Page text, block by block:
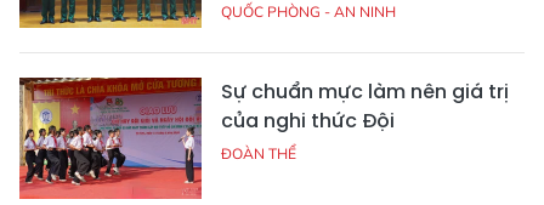
QUỐC PHÒNG - AN NINH
Sự chuẩn mực làm nên giá trị
của nghi thức Đội
ĐOÀN THỂ